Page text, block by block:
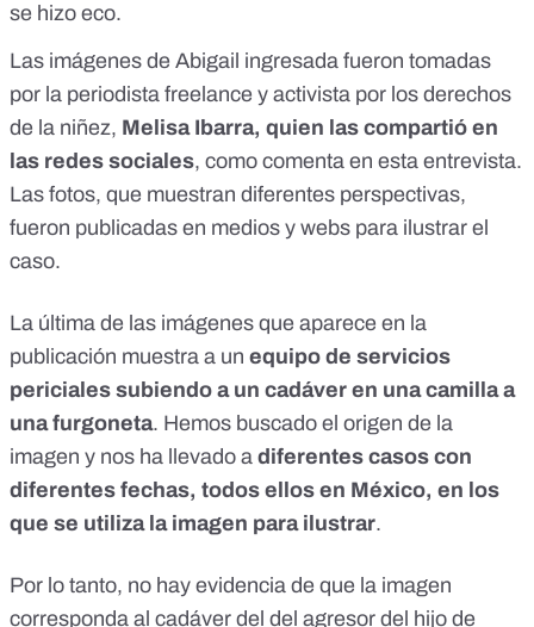
se hizo eco.
Las imágenes de Abigail ingresada fueron tomadas
por la periodista freelance y activista por los derechos
de la niñez, Melisa Ibarra, quien las compartió en
las redes sociales, como comenta en esta entrevista.
Las fotos, que muestran diferentes perspectivas,
fueron publicadas en medios y webs para ilustrar el
caso.
La última de las imágenes que aparece en la
publicación muestra a un equipo de servicios
periciales subiendo a un cadáver en una camilla a
una furgoneta. Hemos buscado el origen de la
imagen y nos ha llevado a diferentes casos con
diferentes fechas, todos ellos en México, en los
que se utiliza la imagen para ilustrar.
Por lo tanto, no hay evidencia de que la imagen
corresponda al cadáver del del agresor del hijo de